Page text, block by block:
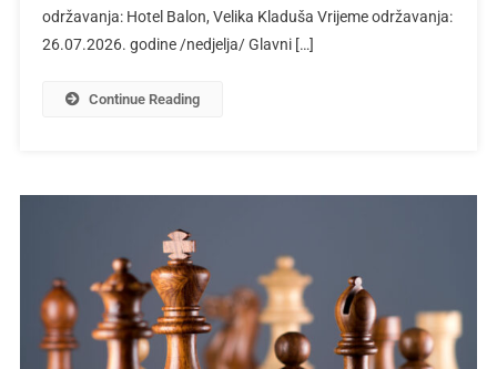
održavanja: Hotel Balon, Velika Kladuša Vrijeme održavanja:
26.07.2026. godine /nedjelja/ Glavni […]
Continue Reading